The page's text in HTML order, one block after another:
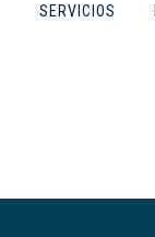
SERVICIOS